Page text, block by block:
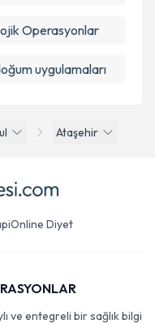
Ataşehir
Operasyonlar
uygulamaları
Online Diyet
ve entegreli bir sağlık bilgi